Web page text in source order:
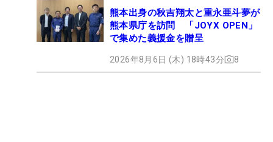
熊本出身の秋吉翔太と重永亜斗夢が
熊本県庁を訪問 「JOYX OPEN」
で集めた義援金を贈呈
2026年8月6日 (木) 18時43分 8